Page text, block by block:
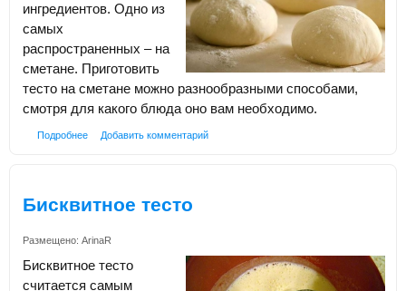
ингредиентов. Одно из
самых
распространенных – на
сметане. Приготовить
тесто на сметане можно разнообразными способами,
смотря для какого блюда оно вам необходимо.
Подробнее Добавить комментарий
Бисквитное тесто
Размещено: ArinaR
Бисквитное тесто
считается самым